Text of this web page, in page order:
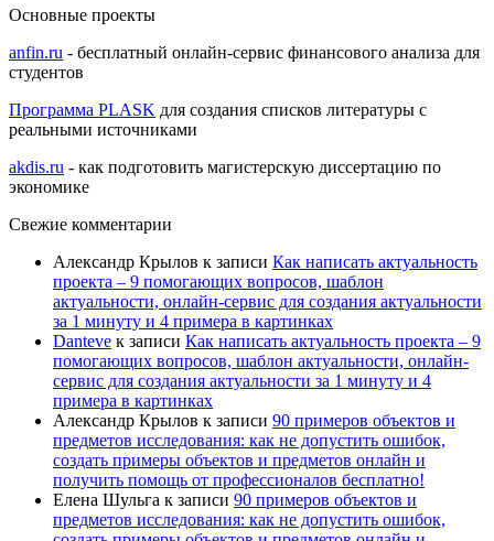
Основные проекты
anfin.ru - бесплатный онлайн-сервис финансового анализа для
студентов
Программа PLASK для создания списков литературы с
реальными источниками
akdis.ru - как подготовить магистерскую диссертацию по
экономике
Свежие комментарии
Александр Крылов к записи Как написать актуальность
проекта – 9 помогающих вопросов, шаблон
актуальности, онлайн-сервис для создания актуальности
за 1 минуту и 4 примера в картинках
Danteve к записи Как написать актуальность проекта – 9
помогающих вопросов, шаблон актуальности, онлайн-
сервис для создания актуальности за 1 минуту и 4
примера в картинках
Александр Крылов к записи 90 примеров объектов и
предметов исследования: как не допустить ошибок,
создать примеры объектов и предметов онлайн и
получить помощь от профессионалов бесплатно!
Елена Шульга к записи 90 примеров объектов и
предметов исследования: как не допустить ошибок,